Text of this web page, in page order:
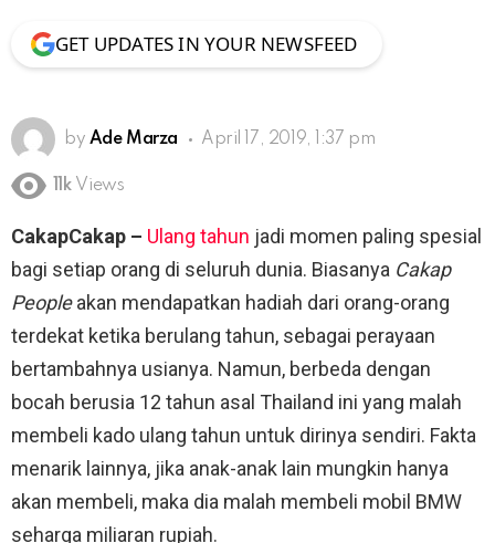
GET UPDATES IN YOUR NEWSFEED
by Ade Marza April 17, 2019, 1:37 pm
11k Views
CakapCakap – Ulang tahun jadi momen paling spesial
bagi setiap orang di seluruh dunia. Biasanya Cakap
Peopleakan mendapatkan hadiah dari orang-orang
terdekat ketika berulang tahun, sebagai perayaan
bertambahnya usianya. Namun, berbeda dengan
bocah berusia 12 tahun asal Thailand ini yang malah
membeli kado ulang tahun untuk dirinya sendiri. Fakta
menarik lainnya, jika anak-anak lain mungkin hanya
akan membeli, maka dia malah membeli mobil BMW
seharga miliaran rupiah.